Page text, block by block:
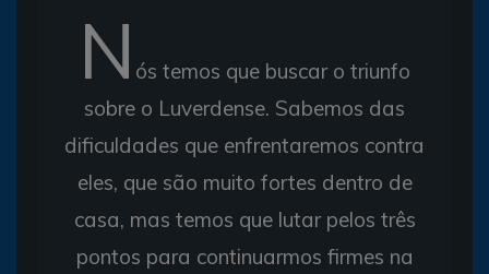
N ós temos que buscar o triunfo
sobre o Luverdense. Sabemos das
dificuldades que enfrentaremos contra
eles, que são muito fortes dentro de
casa, mas temos que lutar pelos três
pontos para continuarmos firmes na